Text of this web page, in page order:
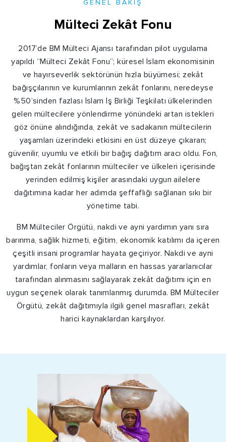
GENEL BAKIŞ
Mülteci Zekât Fonu
2017’de BM Mülteci Ajansı tarafından pilot uygulama
yapıldı “Mülteci Zekât Fonu”; küresel İslam ekonomisinin
ve hayırseverlik sektörünün hızla büyümesi; zekât
bağışçılarının ve kurumlarının zekât fonlarını, neredeyse
%50’sinden fazlası İslam İş Birliği Teşkilatı ülkelerinden
gelen mültecilere yönlendirme yönündeki artan istekleri
göz önüne alındığında, zekât ve sadakanın mültecilerin
yaşamları üzerindeki etkisini en üst düzeye çıkaran;
güvenilir, uyumlu ve etkili bir bağış dağıtım aracı oldu. Fon,
bağıştan zekât fonlarının mülteciler ve ülkeleri içerisinde
yerinden edilmiş kişiler arasındaki uygun ailelere
dağıtımına kadar her adımda şeffaflığı sağlanan sıkı bir
yönetime tabi.
BM Mülteciler Örgütü, nakdi ve ayni yardımın yanı sıra
barınma, sağlık hizmeti, eğitim, ekonomik katılımı da içeren
çeşitli insani programlar hayata geçiriyor. Nakdi ve ayni
yardımlar, fonların veya malların en hassas yararlanıcılar
tarafından alınmasını sağlayarak zekât dağıtımı için en
uygun seçenek olarak tanımlanmış durumda. BM Mülteciler
Örgütü, zekât dağıtımıyla ilgili genel masrafları, zekât
harici kaynaklardan karşılıyor.